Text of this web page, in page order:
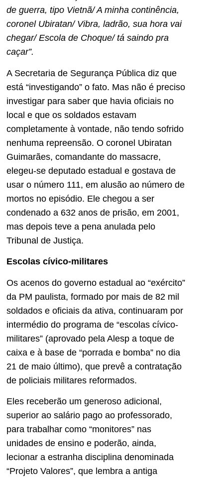
de guerra, tipo Vietnã/ A minha continência,
coronel Ubiratan/ Vibra, ladrão, sua hora vai
chegar/ Escola de Choque/ tá saindo pra
caçar”.
A Secretaria de Segurança Pública diz que
está “investigando” o fato. Mas não é preciso
investigar para saber que havia oficiais no
local e que os soldados estavam
completamente à vontade, não tendo sofrido
nenhuma repreensão. O coronel Ubiratan
Guimarães, comandante do massacre,
elegeu-se deputado estadual e gostava de
usar o número 111, em alusão ao número de
mortos no episódio. Ele chegou a ser
condenado a 632 anos de prisão, em 2001,
mas depois teve a pena anulada pelo
Tribunal de Justiça.
Escolas cívico-militares
Os acenos do governo estadual ao “exército”
da PM paulista, formado por mais de 82 mil
soldados e oficiais da ativa, continuaram por
intermédio do programa de “escolas cívico-
militares” (aprovado pela Alesp a toque de
caixa e à base de “porrada e bomba” no dia
21 de maio último), que prevê a contratação
de policiais militares reformados.
Eles receberão um generoso adicional,
superior ao salário pago ao professorado,
para trabalhar como “monitores” nas
unidades de ensino e poderão, ainda,
lecionar a estranha disciplina denominada
“Projeto Valores”, que lembra a antiga